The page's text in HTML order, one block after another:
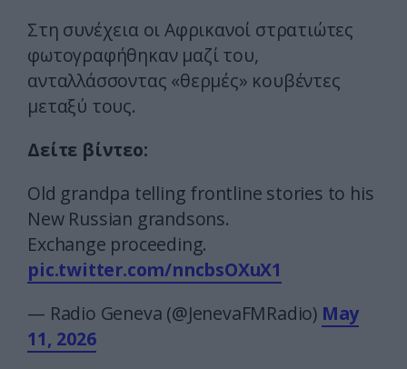
Στη συνέχεια οι Αφρικανοί στρατιώτες
φωτογραφήθηκαν μαζί του,
ανταλλάσσοντας «θερμές» κουβέντες
μεταξύ τους.
Δείτε βίντεο:
Old grandpa telling frontline stories to his
New Russian grandsons.
Exchange proceeding.
pic.twitter.com/nncbsOXuX1
— Radio Geneva (@JenevaFMRadio) May
11, 2026